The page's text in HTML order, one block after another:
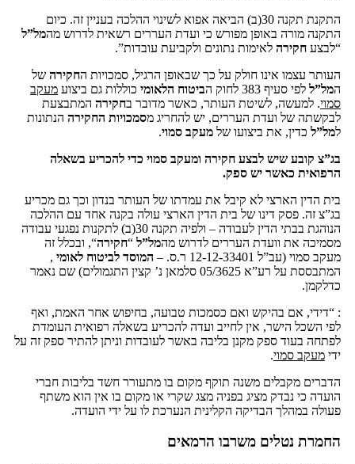
התקנת תקנה 30(ב) הביאה אפוא לשינוי ההלכה בעניין זה. כיום
התקנה מורה באופן מפורש כי ועדת העררים רשאית לדרוש מהמל”ל
“לבצע חקירה לאימות נתונים ולקביעת עובדות”.
העותר עצמו אינו חולק על כך שבאופן הרגיל, סמכויות החקירה של
המל”ל לפי סעיף 383 לחוק ה ביטוח הלאומי כוללות גם ביצוע מעקב
סמוי. למעשה, לשיטת העותר, כאשר מדובר בחקירה המתבצעת
לבקשתה של ועדת העררים, יש להחריג מסמכויות החקירה הנתונות
למל”ל כדין, את ביצועו של מעקב סמוי.
בג”צ קובע שיש לבצע חקירה ומעקב סמוי כדי להכריע בשאלה
הרפואית כאשר יש ספק.
בית הדין הארצי לא קיבל את עמדתו של העותר בנדון וכך גם מכריע
בג”צ זה. פסק דינו של בית הדין הארצי עולה בקנה אחד עם ההלכה
הנוהגת בבתי הדין לעבודה – ולפיה תקנה 30(ב) לתקנות נפגעי עבודה
מסמיכה את וועדת העררים לדרוש מהמל”ל “חקירה“, ובכלל זה
מעקב סמוי (עב”ל 12-12-33401 ר.ס. –
המוסד לביטוח לאומי ,
המתבססת על רע”א 05/3625 סלמאן נ’ קצין התגמולים) שם נאמר
כדלקמן.
: “דידי, אם בהיקש ואם כסמכות טבועה, בחיפוש אחר האמת, ואף
לפי השכל הישר, אין לחייב ועדה להכריע בשאלה רפואית העומדת
לפתחה בעוד ספק מקנן בליבה באשר לעובדות וניתן להתיר ספק זה על
ידי מעקב סמוי.
הדברים מקבלים משנה תוקף מקום בו מתעורר חשד בליבות חברי
הועדה כי נבדק מציג בפניה מצג שקרי או מקום בו אין הוא משתף
פעולה במהלך הבדיקה הקלינית הנערכת לו על ידי הועדה.
החמרת נטלים משרבו הרמאים